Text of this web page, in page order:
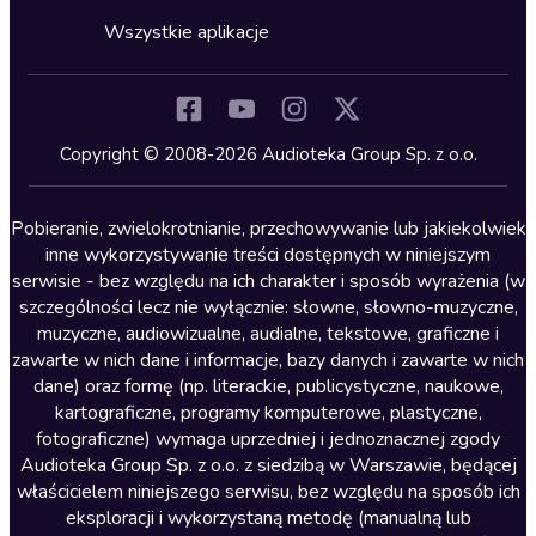
Kryminały
Lektury szkolne
Literatura anglojęzyczna
Literatura faktu
Literatura obyczajowa
Literatura piękna obca
Literatura piękna polska
Nagrania relaksacyjne
Nauka języków
Nauki humanistyczne
Wszystkie aplikacje
Copyright © 2008-2026 Audioteka Group Sp. z o.o.
Pobieranie, zwielokrotnianie, przechowywanie lub jakiekolwiek
inne wykorzystywanie treści dostępnych w niniejszym
serwisie - bez względu na ich charakter i sposób wyrażenia (w
szczególności lecz nie wyłącznie: słowne, słowno-muzyczne,
muzyczne, audiowizualne, audialne, tekstowe, graficzne i
zawarte w nich dane i informacje, bazy danych i zawarte w nich
dane) oraz formę (np. literackie, publicystyczne, naukowe,
kartograficzne, programy komputerowe, plastyczne,
fotograficzne) wymaga uprzedniej i jednoznacznej zgody
Audioteka Group Sp. z o.o. z siedzibą w Warszawie, będącej
właścicielem niniejszego serwisu, bez względu na sposób ich
eksploracji i wykorzystaną metodę (manualną lub